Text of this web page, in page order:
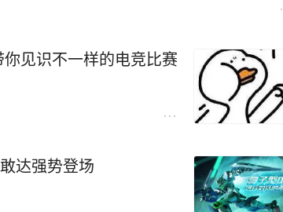
见识不一样的电竞比赛
达强势登场